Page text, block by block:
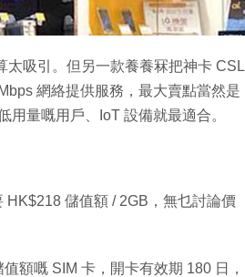
太吸引。但另一款養養冧把神卡 CSL
網絡提供服務，最大賣點當然是
量嘅用戶、IoT 設備就最適合。
儲值額 / 2GB，無乜討論價
額嘅 SIM 卡，開卡有效期 180 日，